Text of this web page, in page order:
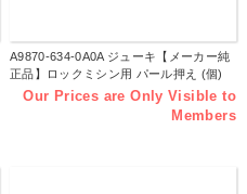
A9870-634-0A0A ジューキ【メーカー純
正品】ロックミシン用 パール押え (個)
Our Prices are Only Visible to
Members